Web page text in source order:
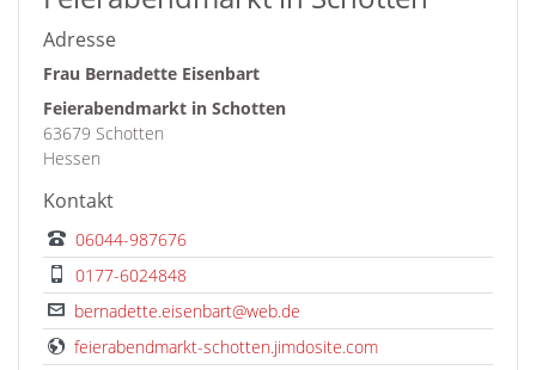
Adresse
Frau Bernadette Eisenbart
Feierabendmarkt in Schotten
63679 Schotten
Hessen
Kontakt
06044-987676
0177-6024848
bernadette.eisenbart@web.de
feierabendmarkt-schotten.jimdosite.com